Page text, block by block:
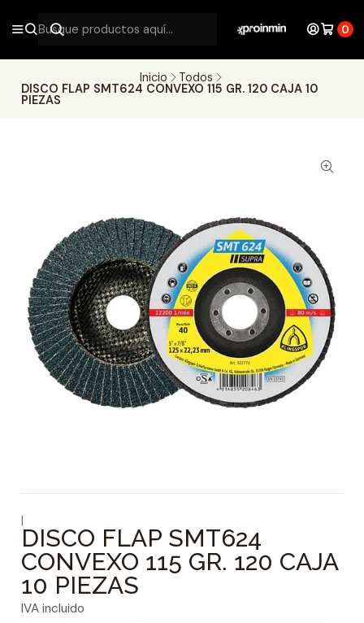
0
Inicio
Todos
DISCO FLAP SMT624 CONVEXO 115 GR. 120 CAJA 10
PIEZAS
|
DISCO FLAP SMT624
CONVEXO 115 GR. 120 CAJA
10 PIEZAS
IVA incluido